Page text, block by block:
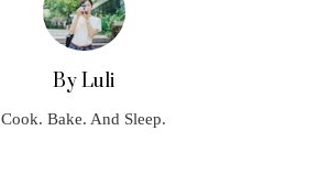
By Luli
Cook. Bake. And Sleep.